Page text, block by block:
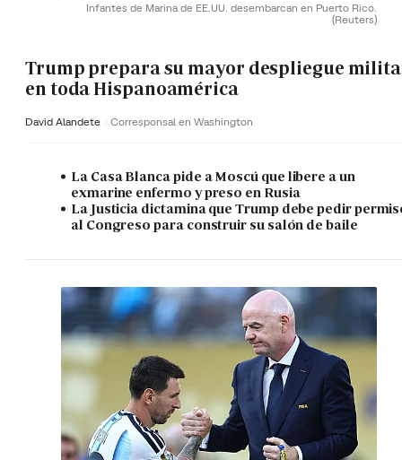
Infantes de Marina de EE.UU. desembarcan en Puerto Rico.
(Reuters)
Trump prepara su mayor despliegue
en toda Hispanoamérica
David Alandete Corresponsal en Washington
La Casa Blanca pide a Moscú que libere a un
exmarine enfermo y preso en Rusia
La Justicia dictamina que Trump debe pedir
al Congreso para construir su salón de baile